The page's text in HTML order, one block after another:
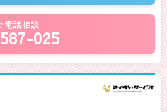
電話相談
025